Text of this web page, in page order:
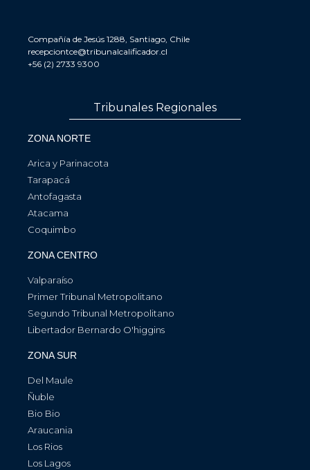
Compañía de Jesús 1288, Santiago, Chile
recepciontce@tribunalcalificador.cl
+56 (2) 2733 9300
Tribunales Regionales
ZONA NORTE
Arica y Parinacota
Tarapacá
Antofagasta
Atacama
Coquimbo
ZONA CENTRO
Valparaíso
Primer Tribunal Metropolitano
Segundo Tribunal Metropolitano
Libertador Bernardo O'higgins
ZONA SUR
Del Maule
Ñuble
Bio Bio
Araucania
Los Rios
Los Lagos